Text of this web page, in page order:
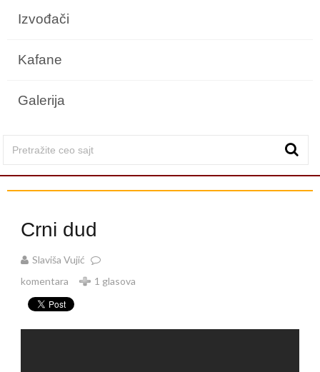
Izvođači
Kafane
Galerija
Crni dud
Slaviša Vujić
komentara
1 glasova